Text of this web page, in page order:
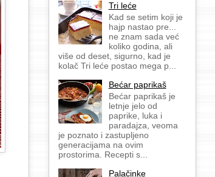
Tri leće
Kad se setim koji je
hajp nastao pre...
ne znam sada već
koliko godina, ali
više od deset, sigurno, kad je
kolač Tri leće postao mega p...
Bećar paprikaš
Bećar paprikaš je
letnje jelo od
paprike, luka i
paradajza, veoma
je poznato i zastupljeno
generacijama na ovim
prostorima. Recepti s...
Palačinke